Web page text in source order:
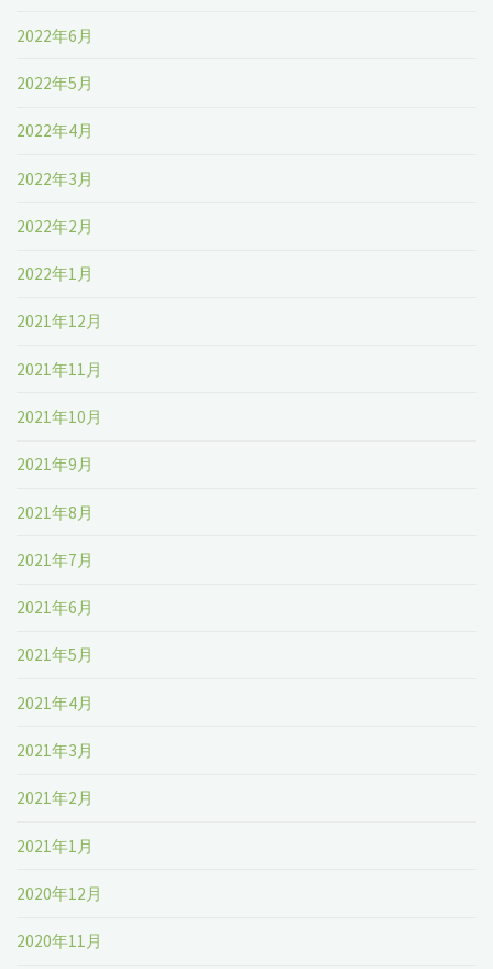
2022年6月
2022年5月
2022年4月
2022年3月
2022年2月
2022年1月
2021年12月
2021年11月
2021年10月
2021年9月
2021年8月
2021年7月
2021年6月
2021年5月
2021年4月
2021年3月
2021年2月
2021年1月
2020年12月
2020年11月